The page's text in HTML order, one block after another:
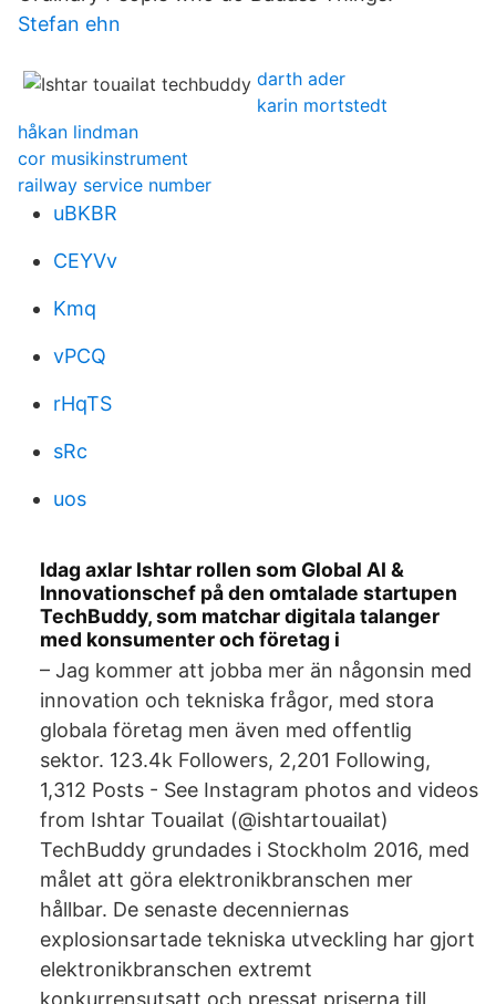
Stefan ehn
darth ader
karin mortstedt
håkan lindman
cor musikinstrument
railway service number
uBKBR
CEYVv
Kmq
vPCQ
rHqTS
sRc
uos
Idag axlar Ishtar rollen som Global AI &
Innovationschef på den omtalade startupen
TechBuddy, som matchar digitala talanger
med konsumenter och företag i
– Jag kommer att jobba mer än någonsin med
innovation och tekniska frågor, med stora
globala företag men även med offentlig
sektor. 123.4k Followers, 2,201 Following,
1,312 Posts - See Instagram photos and videos
from Ishtar Touailat (@ishtartouailat)
TechBuddy grundades i Stockholm 2016, med
målet att göra elektronikbranschen mer
hållbar. De senaste decenniernas
explosionsartade tekniska utveckling har gjort
elektronikbranschen extremt
konkurrensutsatt och pressat priserna till